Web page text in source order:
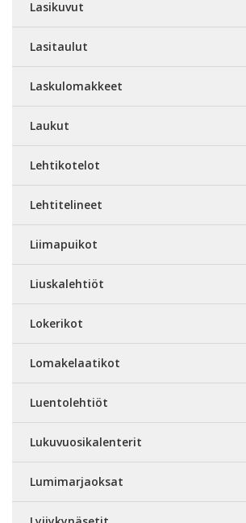
Lasikuvut
Lasitaulut
Laskulomakkeet
Laukut
Lehtikotelot
Lehtitelineet
Liimapuikot
Liuskalehtiöt
Lokerikot
Lomakelaatikot
Luentolehtiöt
Lukuvuosikalenterit
Lumimarjaoksat